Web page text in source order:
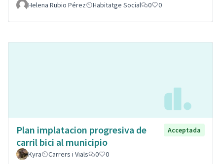
Helena Rubio Pérez Habitatge Social 0 0
Plan implatacion progresiva de
carril bici al municipio
Acceptada
Kyra Carrers i Vials 0 0